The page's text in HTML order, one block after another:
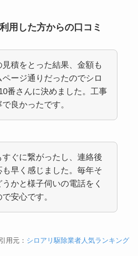
用した方からの口コミ
見積をとった結果、金額も
ページ通りだったのでシロ
番さんに決めました。工事
で良かったです。
すぐに繋がったし、連絡後
も早く感じました。毎年そ
かと様子伺いの電話をく
安心です。
引用元： シロアリ駆除業者人気ランキング